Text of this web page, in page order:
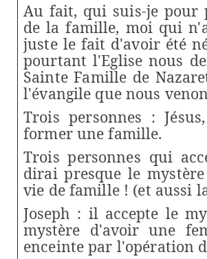
Au fait, qui suis-je pour
de la famille, moi qui
juste le fait d'avoir été
pourtant l'Eglise nous
Sainte Famille de
l'évangile que nous
Trois personnes :
former une famille.
Trois personnes qui
dirai presque le
vie de famille ! (et aussi
Joseph : il accepte le
mystère d'avoir une
enceinte par l'opération